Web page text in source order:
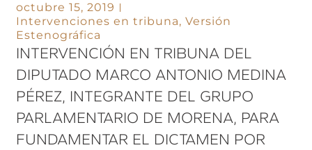
octubre 15, 2019
Intervenciones en tribuna,Versión
Estenográfica
INTERVENCIÓN EN TRIBUNA DEL
DIPUTADO MARCO ANTONIO MEDINA
PÉREZ, INTEGRANTE DEL GRUPO
PARLAMENTARIO DE MORENA, PARA
FUNDAMENTAR EL DICTAMEN POR